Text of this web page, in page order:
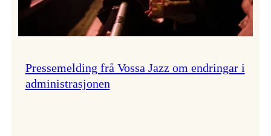
Pressemelding frå Vossa Jazz om endringar i
administrasjonen